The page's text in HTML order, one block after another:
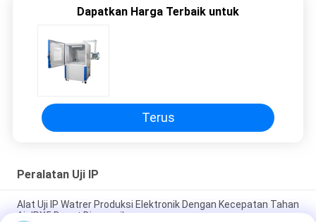
Dapatkan Harga Terbaik untuk
Terus
Peralatan Uji IP
Alat Uji IP Watrer Produksi Elektronik Dengan Kecepatan Tahan
Air IPX5 Dapat Disesuaikan